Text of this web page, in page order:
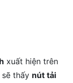
xuất hiện trên
thấy nút tải